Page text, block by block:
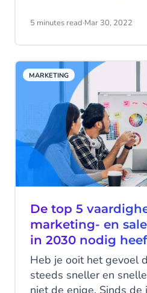
ontdek hoe je
5 minutes read·Mar 30, 2022
MARKETING
De top 5
marketing- en
in 2030 nodig
Heb je ooit het gevoel
steeds sneller en
niet de enige. Sinds